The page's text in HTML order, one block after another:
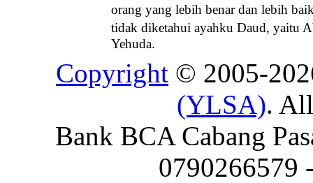
orang yang lebih benar dan lebih
tidak diketahui ayahku Daud, yaitu
Yehuda.
Copyright © 2005-
(YLSA).
Bank BCA Cabang
0790266579